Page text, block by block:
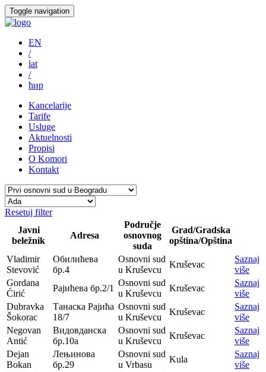
Toggle navigation
EN
/
lat
/
ћир
Kancelarije
Tarife
Usluge
Aktuelnosti
Propisi
O Komori
Kontakt
Resetuj filter
Javni
beležnik
Adresa
Područje
osnovnog
suda
Grad/Gradska
opština/Opština
Vladimir
Stevović
Обилићева
бр.4
Osnovni sud
u Kruševcu
Kruševac
Saznaj
više
Gordana
Ćirić
Рајићева бр.2/1
Osnovni sud
u Kruševcu
Kruševac
Saznaj
više
Dubravka
Šokorac
Танаска Рајића
18/7
Osnovni sud
u Kruševcu
Kruševac
Saznaj
više
Negovan
Antić
Видовданска
бр.10а
Osnovni sud
u Kruševcu
Kruševac
Saznaj
više
Dejan
Bokan
Лењинова
бр.29
Osnovni sud
u Vrbasu
Kula
Saznaj
više